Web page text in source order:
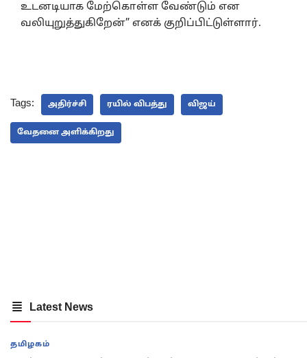
உடனடியாக மேற்கொள்ள வேண்டும் என
வலியுறுத்துகிறேன்” எனக் குறிப்பிட்டுள்ளார்.
Tags: அதிர்ச்சி ரயில் விபத்து விஜய்
வேதனை அளிக்கிறது
Latest News
தமிழகம்